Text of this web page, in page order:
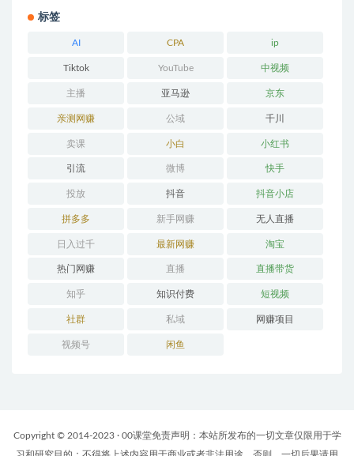
标签
AI CPA ip
Tiktok YouTube 中视频
主播 亚马逊 京东
亲测网赚 公域 千川
卖课 小白 小红书
引流 微博 快手
投放 抖音 抖音小店
拼多多 新手网赚 无人直播
日入过千 最新网赚 淘宝
热门网赚 直播 直播带货
知乎 知识付费 短视频
社群 私域 网赚项目
视频号 闲鱼
Copyright © 2014-2023 · 00课堂免责声明：本站所发布的一切文章仅限用于学